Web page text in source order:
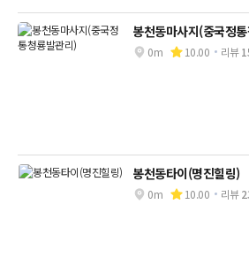
봉천동마사지(중국정
0m 10.00 리뷰
봉천동타이(명진힐링)
0m 10.00 리뷰